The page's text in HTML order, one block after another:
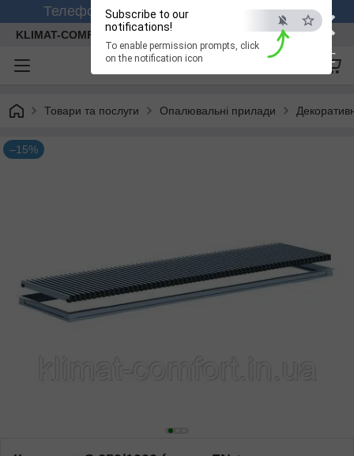
×
ESC
Subscribe to our
notifications!
To enable permission prompts, click
on the notification icon
Телефонуйте +380 (99) 158-26-56 (viber)
KLIMAT-COMFORT
Товари та послуги Опалювальні прилади
–15%